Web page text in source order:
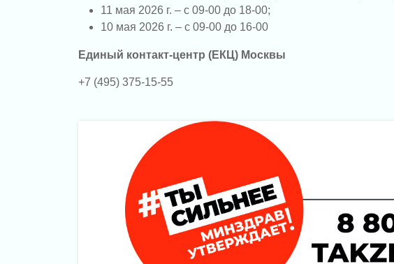
11 мая 2026 г. – с 09-00 до 18-00;
10 мая 2026 г. – с 09-00 до 16-00
Единый контакт-центр (ЕКЦ) Москвы
+7 (495) 375-15-55